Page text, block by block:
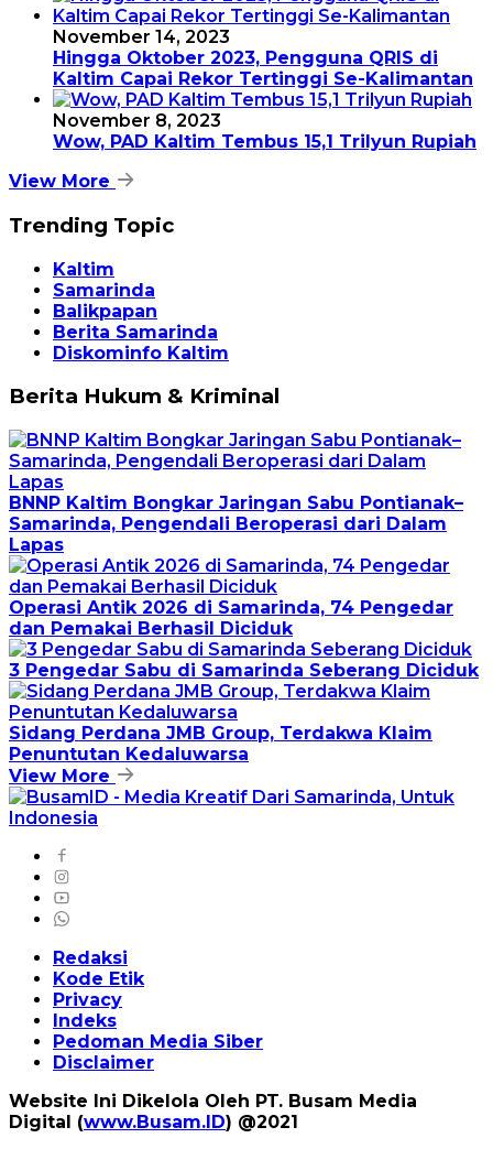
November 14, 2023
Hingga Oktober 2023, Pengguna QRIS di
Kaltim Capai Rekor Tertinggi Se-Kalimantan
November 8, 2023
Wow, PAD Kaltim Tembus 15,1 Trilyun Rupiah
View More
Trending Topic
Kaltim
Samarinda
Balikpapan
Berita Samarinda
Diskominfo Kaltim
Berita Hukum & Kriminal
BNNP Kaltim Bongkar Jaringan Sabu Pontianak–
Samarinda, Pengendali Beroperasi dari Dalam
Lapas
Operasi Antik 2026 di Samarinda, 74 Pengedar
dan Pemakai Berhasil Diciduk
3 Pengedar Sabu di Samarinda Seberang Diciduk
Sidang Perdana JMB Group, Terdakwa Klaim
Penuntutan Kedaluwarsa
View More
Redaksi
Kode Etik
Privacy
Indeks
Pedoman Media Siber
Disclaimer
Website Ini Dikelola Oleh PT. Busam Media
Digital (www.Busam.ID) @2021